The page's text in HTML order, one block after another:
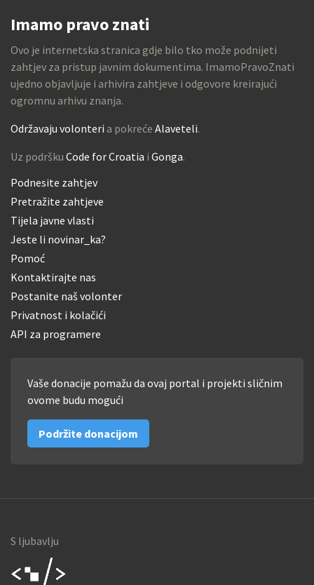
Imamo pravo znati
Ovo je internetska stranica gdje bilo tko može podnijeti
zahtjev za pristup javnim dokumentima. ImamoPravoZnati
ujedno objavljuje i arhivira zahtjeve i odgovore kreirajući
ogromnu arhivu znanja.
Održavaju volonteri a pokreće Alaveteli.
Uz podršku Code for Croatia i Gonga.
Podnesite zahtjev
Pretražite zahtjeve
Tijela javne vlasti
Jeste li novinar_ka?
Pomoć
Kontaktirajte nas
Postanite naš volonter
Privatnost i kolačići
API za programere
Vaše donacije pomažu da ovaj portal i projekti sličnim
ovome budu mogući
Podržite donacijom
S ljubavlju